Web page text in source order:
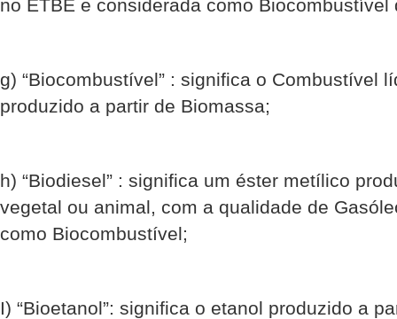
no ETBE e considerada como Biocombustível
g) “Biocombustível” : significa o Combustível
produzido a partir de Biomassa;
h) “Biodiesel” : significa um éster metílico
vegetal ou animal, com a qualidade de
como Biocombustível;
I) “Bioetanol”: significa o etanol produzido a